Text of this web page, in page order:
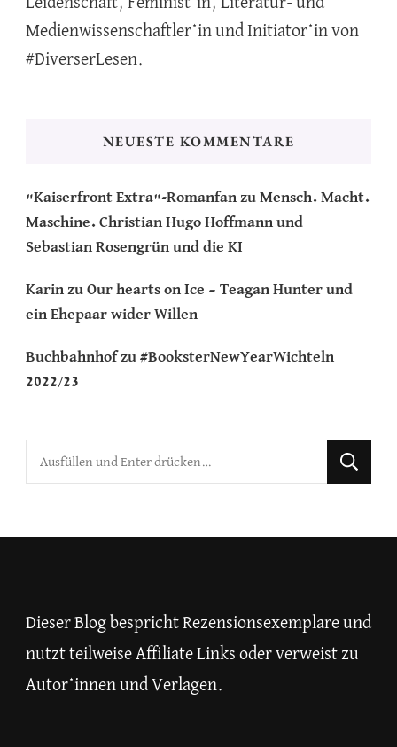
Medienwissenschaftler*in und Initiator*in von
#DiverserLesen.
NEUESTE KOMMENTARE
"Kaiserfront Extra"-Romanfan zu Mensch. Macht.
Maschine. Christian Hugo Hoffmann und
Sebastian Rosengrün und die KI
Karin zu Our hearts on Ice – Teagan Hunter und
ein Ehepaar wider Willen
Buchbahnhofzu #BooksterNewYearWichteln
2022/23
Suchst
du
Dieser Blog bespricht Rezensionsexemplare und
nutzt teilweise Affiliate Links oder verweist zu
Autor*innen und Verlagen.